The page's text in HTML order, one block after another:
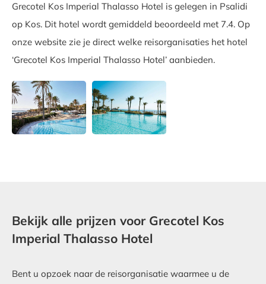
Grecotel Kos Imperial Thalasso Hotel is gelegen in Psalidi
op Kos. Dit hotel wordt gemiddeld beoordeeld met 7.4. Op
onze website zie je direct welke reisorganisaties het hotel
‘Grecotel Kos Imperial Thalasso Hotel’ aanbieden.
Bekijk alle prijzen voor Grecotel Kos
Imperial Thalasso Hotel
Bent u opzoek naar de reisorganisatie waarmee u de